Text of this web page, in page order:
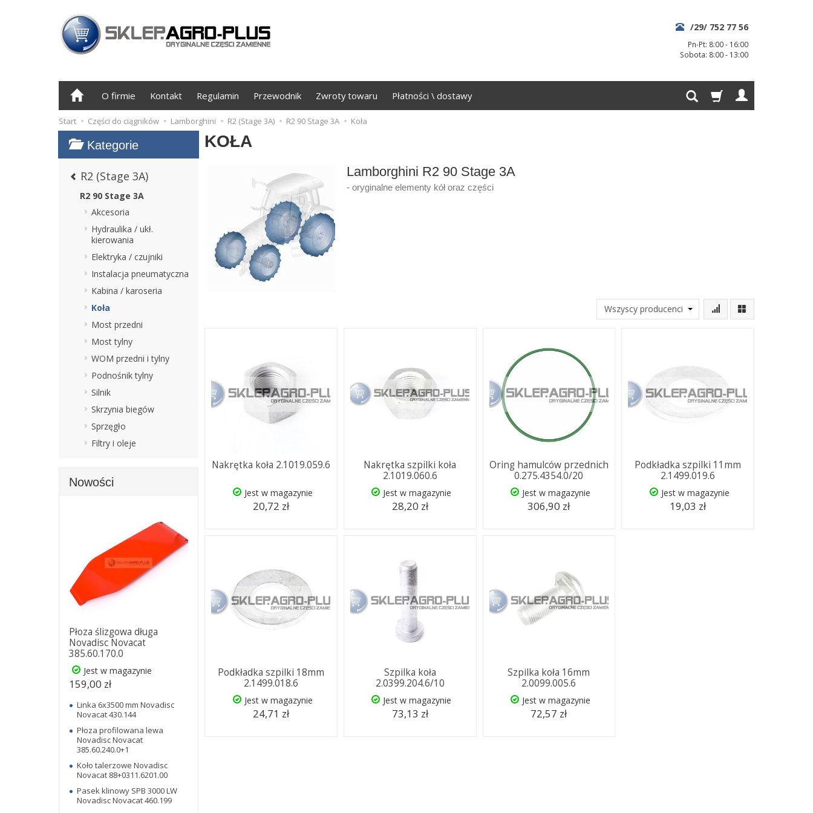
/29/ 752 77 56
Pn-Pt: 8:00 - 16:00
Sobota: 8:00 - 13:00
O firmie Kontakt Regulamin Przewodnik Zwroty towaru Płatności \ dostawy
Start Części do ciągników Lamborghini R2 (Stage 3A) R2 90 Stage 3A Koła
KOŁA
Lamborghini R2 90 Stage 3A
- oryginalne elementy kół oraz części
Nakrętka koła 2.1019.059.6
Jest w magazynie
20,72 zł
Nakrętka szpilki koła
2.1019.060.6
Jest w magazynie
28,20 zł
Oring hamulców przednich
0.275.4354.0/20
Jest w magazynie
306,90 zł
Podkładka szpilki 11mm
2.1499.019.6
Jest w magazynie
19,03 zł
Podkładka szpilki 18mm
2.1499.018.6
Jest w magazynie
24,71 zł
Szpilka koła
2.0399.204.6/10
Jest w magazynie
73,13 zł
Szpilka koła 16mm
2.0099.005.6
Jest w magazynie
72,57 zł
Kategorie
R2 (Stage 3A)
R2 90 Stage 3A
Akcesoria
Hydraulika / ukł.
kierowania
Elektryka / czujniki
Instalacja pneumatyczna
Kabina / karoseria
Koła
Most przedni
Most tylny
WOM przedni i tylny
Podnośnik tylny
Silnik
Skrzynia biegów
Sprzęgło
Filtry i oleje
Nowości
Płoza ślizgowa długa
Novadisc Novacat
385.60.170.0
Jest w magazynie
159,00 zł
Linka 6x3500 mm Novadisc
Novacat 430.144
Płoza profilowana lewa
Novadisc Novacat
385.60.240.0+1
Koło talerzowe Novadisc
Novacat 88+0311.6201.00
Pasek klinowy SPB 3000 LW
Novadisc Novacat 460.199